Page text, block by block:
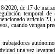
de 17 de
temporal de
artículo 23,
cuando vengan
una vez